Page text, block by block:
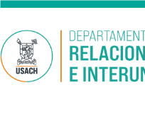
Pasar al contenido